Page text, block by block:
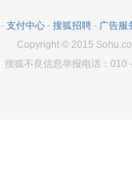
- 支付中心 - 搜狐招聘 - 广告服
Copyright© 2015
搜狐不良信息举报电话：010